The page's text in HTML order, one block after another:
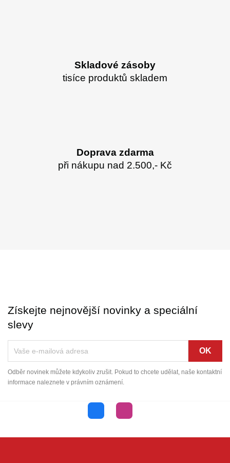
Skladové zásoby
tisíce produktů skladem
Doprava zdarma
při nákupu nad 2.500,- Kč
Získejte nejnovější novinky a speciální
slevy
Odběr novinek můžete kdykoliv zrušit. Pokud to chcete udělat, naše kontaktní
informace naleznete v právním oznámení.
Facebook